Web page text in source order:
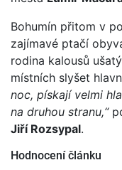
Bohumín přitom v
zajímavé ptačí
rodina kalousů
místních slyšet
noc, pískají velmi
na druhou stranu,“
Jiří Rozsypal.
Hodnocení článku